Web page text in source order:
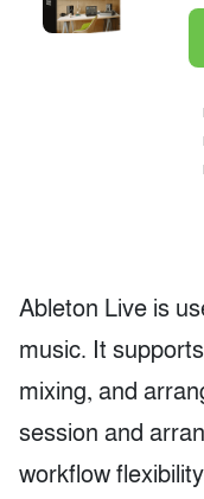
Ableton Live is
music. It
mixing, and
session and
workflow